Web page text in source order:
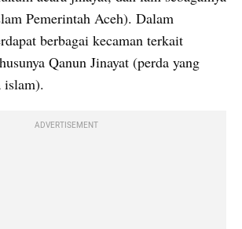
Pemerintah Aceh). Dalam
berbagai kecaman terkait
Qanun Jinayat (perda yang
islam).
ADVERTISEMENT